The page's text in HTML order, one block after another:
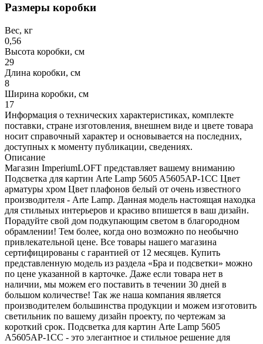
Размеры коробки
Вес, кг
0,56
Высота коробки, см
29
Длина коробки, см
8
Ширина коробки, см
17
Информация о технических характеристиках, комплекте
поставки, стране изготовления, внешнем виде и цвете товара
носит справочный характер и основывается на последних,
доступных к моменту публикации, сведениях.
Описание
Магазин ImperiumLOFT представляет вашему вниманию
Подсветка для картин Arte Lamp 5605 A5605AP-1CC Цвет
арматуры хром Цвет плафонов белый от очень известного
производителя - Arte Lamp. Данная модель настоящая находка
для стильных интерьеров и красиво впишется в ваш дизайн.
Порадуйте свой дом подкупающим светом в благородном
обрамлении! Тем более, когда оно возможно по необычно
привлекательной цене. Все товары нашего магазина
сертифицированы с гарантией от 12 месяцев. Купить
представленную модель из раздела «Бра и подсветки» можно
по цене указанной в карточке. Даже если товара нет в
наличии, мы можем его поставить в течении 30 дней в
большом количестве! Так же наша компания является
производителем большинства продукции и можем изготовить
светильник по вашему дизайн проекту, по чертежам за
короткий срок. Подсветка для картин Arte Lamp 5605
A5605AP-1CC - это элегантное и стильное решение для